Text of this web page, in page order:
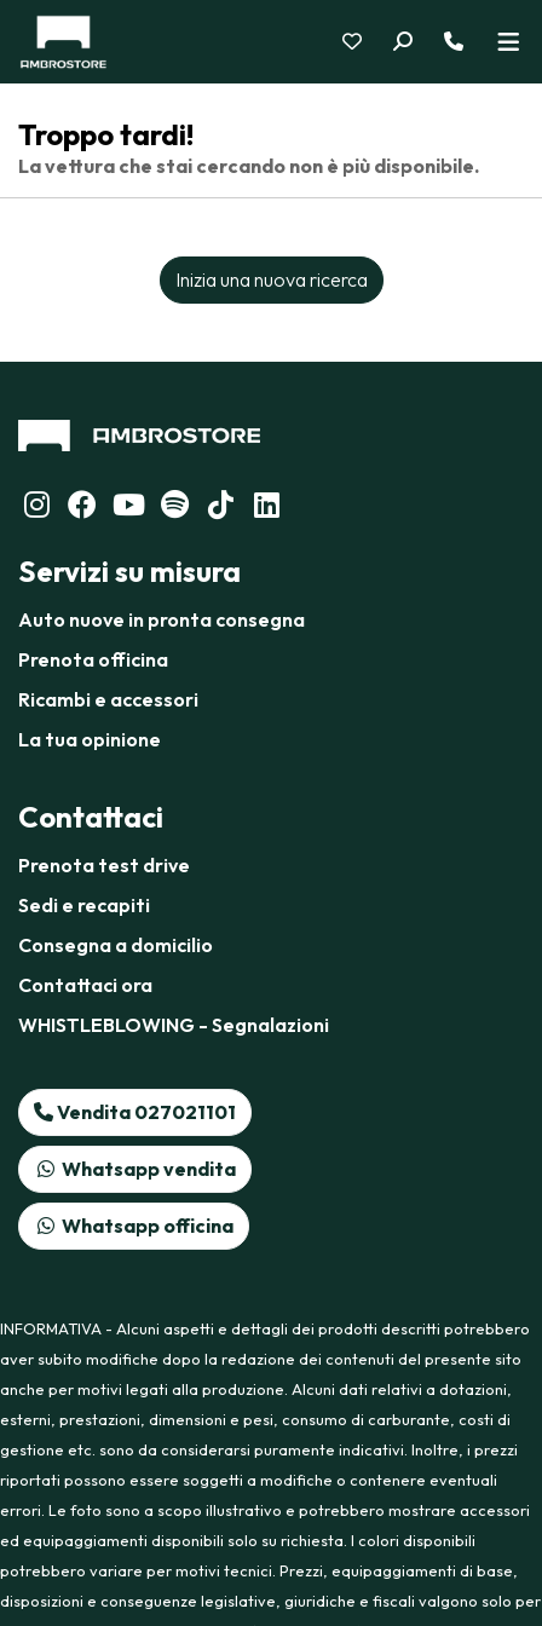
Troppo tardi!
La vettura che stai cercando non è più disponibile.
Inizia una nuova ricerca
Servizi su misura
Auto nuove in pronta consegna
Prenota officina
Ricambi e accessori
La tua opinione
Contattaci
Prenota test drive
Sedi e recapiti
Consegna a domicilio
Contattaci ora
WHISTLEBLOWING - Segnalazioni
Vendita 027021101
Whatsapp vendita
Whatsapp officina
INFORMATIVA - Alcuni aspetti e dettagli dei prodotti descritti potrebbero
aver subito modifiche dopo la redazione dei contenuti del presente sito
anche per motivi legati alla produzione. Alcuni dati relativi a dotazioni,
esterni, prestazioni, dimensioni e pesi, consumo di carburante, costi di
gestione etc. sono da considerarsi puramente indicativi. Inoltre, i prezzi
riportati possono essere soggetti a modifiche o contenere eventuali
errori. Le foto sono a scopo illustrativo e potrebbero mostrare accessori
ed equipaggiamenti disponibili solo su richiesta. I colori disponibili
potrebbero variare per motivi tecnici. Prezzi, equipaggiamenti di base,
disposizioni e conseguenze legislative, giuridiche e fiscali valgono solo per